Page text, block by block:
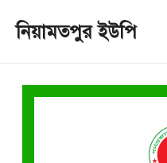
নিয়ামতপুর ইউপি